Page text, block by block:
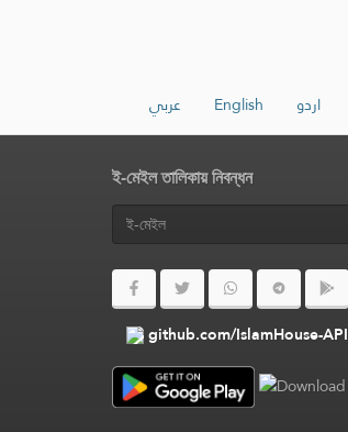
عربي English اردو
ই-মেইল তালিকায় নিবন্ধন
github.com/IslamHouse-API